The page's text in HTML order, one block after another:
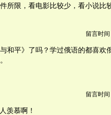
所限，看电影比较少，看小说比
留言时间
和平》了吗？学过俄语的都喜欢
留言时间
羡慕啊！